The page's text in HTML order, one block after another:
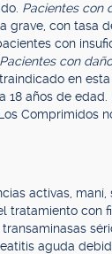
Pacientes con
grave, con tasa
con
Pacientes con
en esta
18 años de edad.
Comprimidos
activas,
tratamiento con
aguda